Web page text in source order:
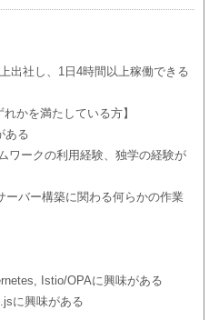
出社し、1日4時間以上稼働できる
かを満たしている方】
ある
ワークの利用経験、独学の経験が
バー構築に関わる何らかの作業
Istio/OPAに興味がある
に興味がある